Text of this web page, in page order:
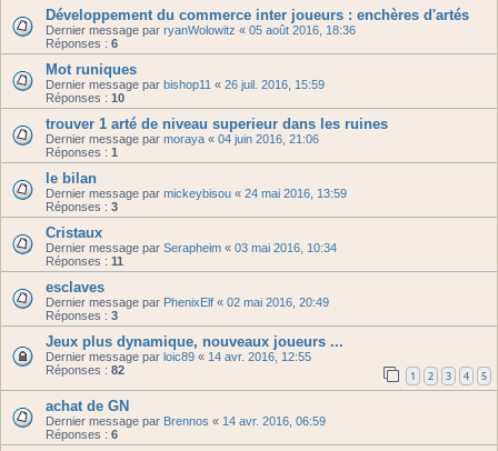
Développement du commerce inter joueurs : enchères d'artés
Dernier message par ryanWolowitz « 05 août 2016, 18:36
Réponses : 6
Mot runiques
Dernier message par bishop11 « 26 juil. 2016, 15:59
Réponses : 10
trouver 1 arté de niveau superieur dans les ruines
Dernier message par moraya « 04 juin 2016, 21:06
Réponses : 1
le bilan
Dernier message par mickeybisou « 24 mai 2016, 13:59
Réponses : 3
Cristaux
Dernier message par Serapheim « 03 mai 2016, 10:34
Réponses : 11
esclaves
Dernier message par PhenixElf « 02 mai 2016, 20:49
Réponses : 3
Jeux plus dynamique, nouveaux joueurs ...
Dernier message par loic89 « 14 avr. 2016, 12:55
Réponses : 82 1 2 3 4 5
achat de GN
Dernier message par Brennos « 14 avr. 2016, 06:59
Réponses : 6